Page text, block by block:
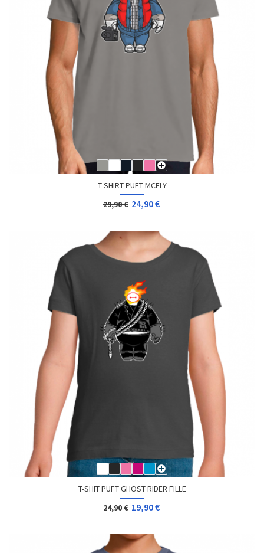
T-SHIRT PUFT MCFLY
29,90 € 24,90 €
T-SHIT PUFT GHOST RIDER FILLE
24,90 € 19,90 €